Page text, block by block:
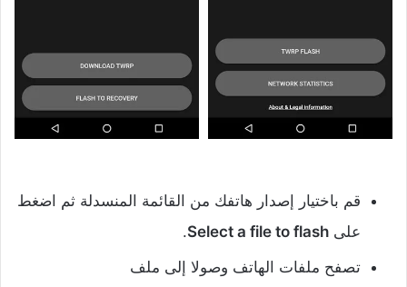
قم باختيار إصدار هاتفك من القائمة المنسدلة ثم اضغط
على Select a file to flash
.
تصفح ملفات الهاتف وصولا إلى ملف